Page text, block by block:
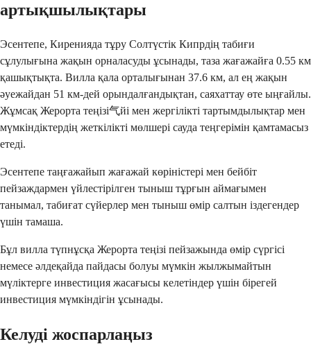
артықшылықтары
Эсентепе, Киренияда тұру Солтүстік Кипрдің табиғи
сұлулығына жақын орналасуды ұсынады, таза жағажайға 0.55 км
қашықтықта. Вилла қала орталығынан 37.6 км, ал ең жақын
әуежайдан 51 км-дей орындалғандықтан, саяхаттау өте ыңғайлы.
Жұмсақ Жерорта теңізі气йі мен жергілікті тартымдылықтар мен
мүмкіндіктердің жеткілікті мөлшері сауда теңгерімін қамтамасыз
етеді.
Эсентепе таңғажайып жағажай көріністері мен бейбіт
пейзаждармен үйлестірілген тыныш тұрғын аймағымен
танымал, табиғат сүйерлер мен тыныш өмір салтын іздегендер
үшін тамаша.
Бұл вилла түпнұсқа Жерорта теңізі пейзажында өмір сүргісі
немесе әлдеқайда пайдасы болуы мүмкін жылжымайтын
мүліктерге инвестиция жасағысы келетіндер үшін бірегей
инвестиция мүмкіндігін ұсынады.
Келуді жоспарлаңыз